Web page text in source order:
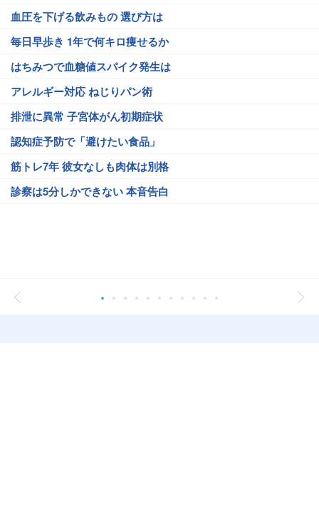
血圧を下げる飲みもの 選び方は
毎日早歩き 1年で何キロ痩せるか
はちみつで血糖値スパイク発生は
アレルギー対応 ねじりパン術
排泄に異常 子宮体がん初期症状
認知症予防で「避けたい食品」
筋トレ7年 彼女なしも肉体は別格
診察は5分しかできない 本音告白